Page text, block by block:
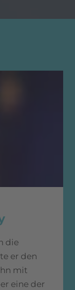
die
er den
mit
eine der